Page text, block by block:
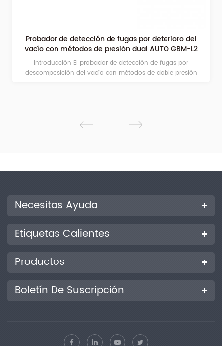
Probador electrónico de fugas de bolsas de plástico
GB-M2
Necesitas Ayuda
Etiquetas Calientes
Productos
Boletín De Suscripción